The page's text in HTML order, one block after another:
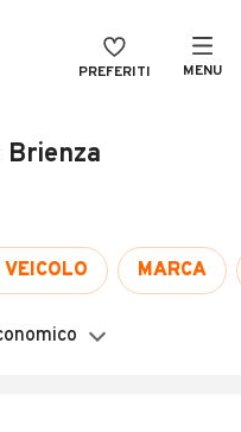
PREFERITI MENU
Brienza
MARCA